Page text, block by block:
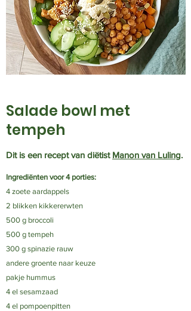
Salade bowl met
tempeh
Dit is een recept van diëtist Manon van Luling.
Ingrediënten voor 4 porties:
4 zoete aardappels
2 blikken kikkererwten
500 g broccoli
500 g tempeh
300 g spinazie rauw
andere groente naar keuze
pakje hummus
4 el sesamzaad
4 el pompoenpitten